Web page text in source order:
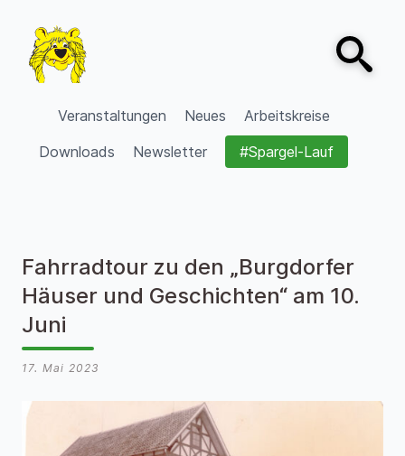
VVV Burgdorf
Veranstaltungen Neues
Arbeitskreise
Downloads
Newsletter #Spargel-Lauf
Open
Fahrradtour zu den „Burgdorfer
Häuser und Geschichten“ am 10.
Juni
17. Mai 2023